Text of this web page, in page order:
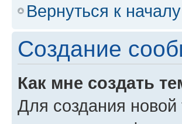
Вернуться к началу
Создание
Как мне создать
Для создания